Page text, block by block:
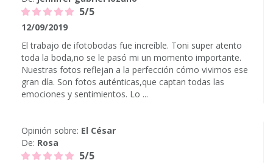
5/5
12/09/2019
El trabajo de ifotobodas fue increíble. Toni super atento
toda la boda,no se le pasó mi un momento importante.
Nuestras fotos reflejan a la perfección cómo vivimos ese
gran día. Son fotos auténticas,que captan todas las
emociones y sentimientos. Lo ...
Opinión sobre: El César
De: Rosa
5/5